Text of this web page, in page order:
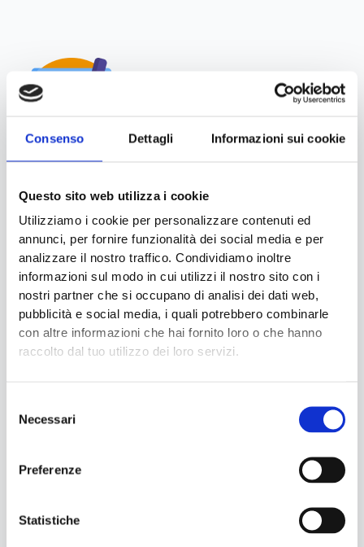
Consenso Dettagli Informazioni sui cookie
Questo sito web utilizza i cookie
Utilizziamo i cookie per personalizzare contenuti ed
annunci, per fornire funzionalità dei social media e per
analizzare il nostro traffico. Condividiamo inoltre
informazioni sul modo in cui utilizzi il nostro sito con i
nostri partner che si occupano di analisi dei dati web,
pubblicità e social media, i quali potrebbero combinarle
con altre informazioni che hai fornito loro o che hanno
raccolto dal tuo utilizzo dei loro servizi.
delNecessari
Preferenze
Statistiche
Saremo lieti di aiutarti rispondendo a tutte le tue domande.
Non esitare, contattaci ora
Come possiamo aiutarti
ECO Nextmette al servizio delle aziende una profonda
principali mercati di riferimento. Queste possono così apportare
eventuali miglioramenti ai prodotti da immettere nei mercati